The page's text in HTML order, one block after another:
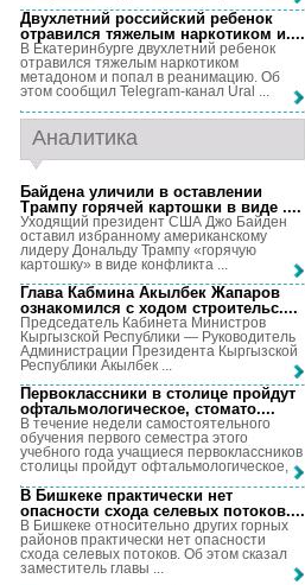
Двухлетний российский ребенок
отравился тяжелым наркотиком и....
В Екатеринбурге двухлетний ребенок
отравился тяжелым наркотиком
метадоном и попал в реанимацию. Об
этом сообщил Telegram-канал Ural ...
Аналитика
Байдена уличили в оставлении
Трампу горячей картошки в виде ....
Уходящий президент США Джо Байден
оставил избранному американскому
лидеру Дональду Трампу «горячую
картошку» в виде конфликта ...
Глава Кабмина Акылбек Жапаров
ознакомился с ходом строительс....
Председатель Кабинета Министров
Кыргызской Республики — Руководитель
Администрации Президента Кыргызской
Республики Акылбек ...
Первоклассники в столице пройдут
офтальмологическое, стомато....
В течение недели самостоятельного
обучения первого семестра этого
учебного года учащиеся первоклассников
столицы пройдут офтальмологическое, ...
В Бишкеке практически нет
опасности схода селевых потоков....
В Бишкеке относительно других горных
районов практически нет опасности
схода селевых потоков. Об этом сказал
заместитель главы ...